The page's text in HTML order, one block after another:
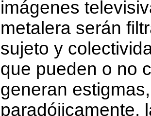
imá­genes
metalera serán
sujeto y
que pueden o no
generan
paradójicamente,